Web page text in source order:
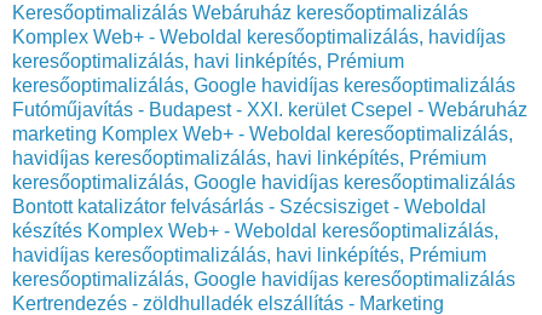
Keresőoptimalizálás Webáruház keresőoptimalizálás
Komplex Web+ - Weboldal keresőoptimalizálás, havidíjas
keresőoptimalizálás, havi linképítés, Prémium
keresőoptimalizálás, Google havidíjas keresőoptimalizálás
Futóműjavítás - Budapest - XXI. kerület Csepel - Webáruház
marketing Komplex Web+ - Weboldal keresőoptimalizálás,
havidíjas keresőoptimalizálás, havi linképítés, Prémium
keresőoptimalizálás, Google havidíjas keresőoptimalizálás
Bontott katalizátor felvásárlás - Szécsisziget - Weboldal
készítés Komplex Web+ - Weboldal keresőoptimalizálás,
havidíjas keresőoptimalizálás, havi linképítés, Prémium
keresőoptimalizálás, Google havidíjas keresőoptimalizálás
Kertrendezés - zöldhulladék elszállítás - Marketing